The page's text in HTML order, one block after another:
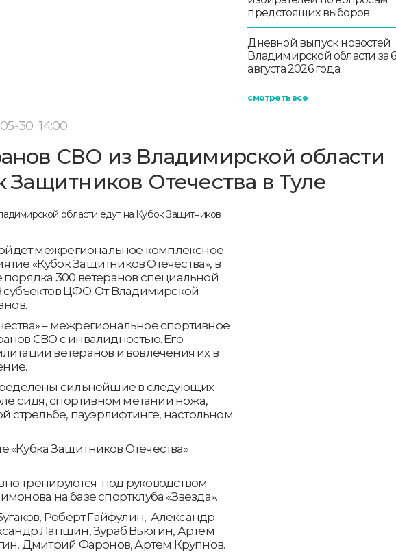
предстоящих выборов
Дневной выпуск новостей
Владимирской области за 6
августа 2026 года
смотреть все
30 14:00
СВО из Владимирской области
Защитников Отечества в Туле
межрегиональное комплексное
«Кубок Защитников Отечества», в
порядка 300 ветеранов специальной
субъектов ЦФО. От Владимирской
– межрегиональное спортивное
СВО с инвалидностью. Его
ветеранов и вовлечения их в
сильнейшие в следующих
сидя, спортивном метании ножа,
стрельбе, пауэрлифтинге, настольном
«Кубка Защитников Отечества»
тренируются под руководством
на базе спортклуба «Звезда».
Роберт Гайфулин, Александр
Лапшин, Зураб Вьюгин, Артем
Дмитрий Фаронов, Артем Крупнов.